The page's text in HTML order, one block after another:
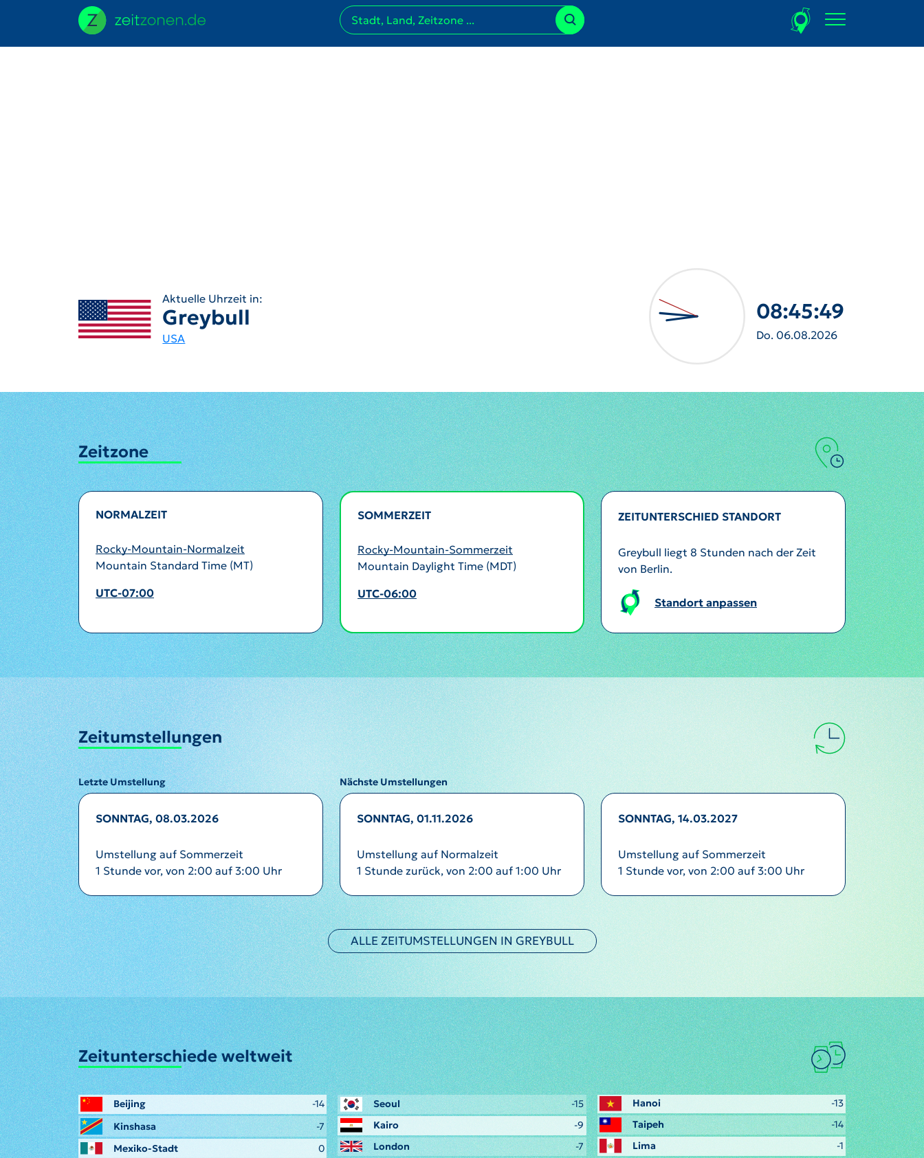
Aktuelle Uhrzeit in:
Greybull
USA
08:45:52
Do. 06.08.2026
Zeitzone
NORMALZEIT
Rocky-Mountain-Normalzeit
Mountain Standard Time (MT)
UTC-07:00
SOMMERZEIT
Rocky-Mountain-Sommerzeit
Mountain Daylight Time (MDT)
UTC-06:00
ZEITUNTERSCHIED STANDORT
Greybull liegt 8 Stunden nach der Zeit
von Berlin.
Standort anpassen
Zeitumstellungen
Letzte Umstellung Nächste Umstellungen
SONNTAG, 08.03.2026
Umstellung auf Sommerzeit
1 Stunde vor, von 2:00 auf 3:00 Uhr
SONNTAG, 01.11.2026
Umstellung auf Normalzeit
1 Stunde zurück, von 2:00 auf 1:00 Uhr
SONNTAG, 14.03.2027
Umstellung auf Sommerzeit
1 Stunde vor, von 2:00 auf 3:00 Uhr
ALLE ZEITUMSTELLUNGEN IN GREYBULL
Zeitunterschiede weltweit
Beijing
-14
Kinshasa
-7
Mexiko-Stadt
0
Seoul
-15
Kairo
-9
London
-7
Hanoi
-13
Taipeh
-14
Lima
-1